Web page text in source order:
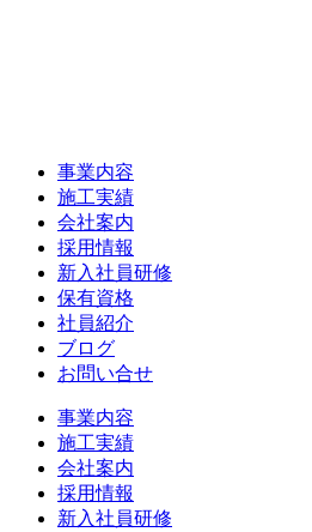
事業内容
施工実績
会社案内
採用情報
新入社員研修
保有資格
社員紹介
ブログ
お問い合せ
事業内容
施工実績
会社案内
採用情報
新入社員研修